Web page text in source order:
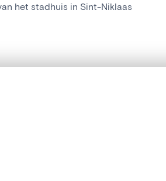
het stadhuis in Sint-Niklaas